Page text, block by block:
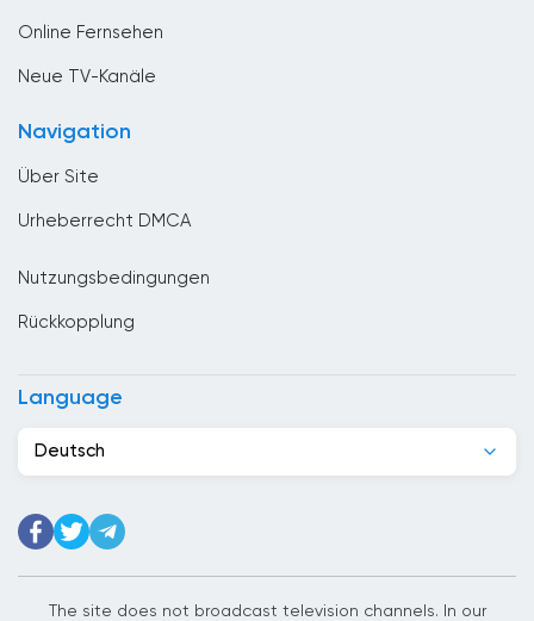
Dominikanische Republik
Dschibuti
Elfenbeinkuste
Ethiopia
Online Fernsehen
Neue TV-Kanäle
Navigation
Über Site
Urheberrecht DMCA
Nutzungsbedingungen
Rückkopplung
Language
Deutsch
The site does not broadcast television channels. In our